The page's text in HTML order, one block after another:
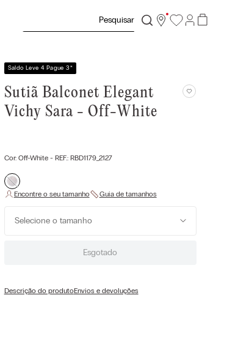
Saldo Leve 4 Pague 3*
Sutiã Balconet Elegant
Vichy Sara - Off-White
Cor: Off-White- REF.: RBD1179_2127
Selecione o tamanho
Esgotado
Descrição do produtoEnvios e devoluções